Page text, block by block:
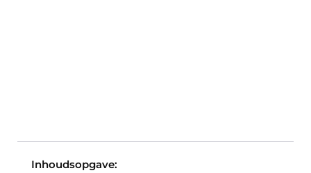
Inhoudsopgave: